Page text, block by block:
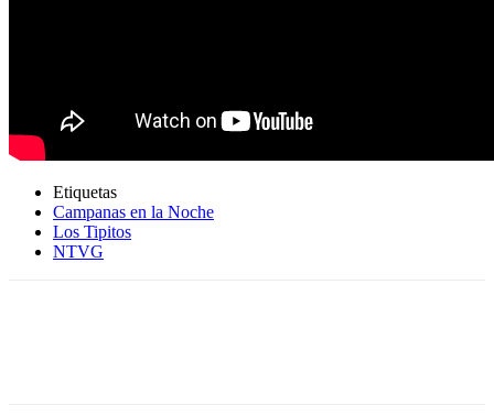
Etiquetas
Campanas en la Noche
Los Tipitos
NTVG